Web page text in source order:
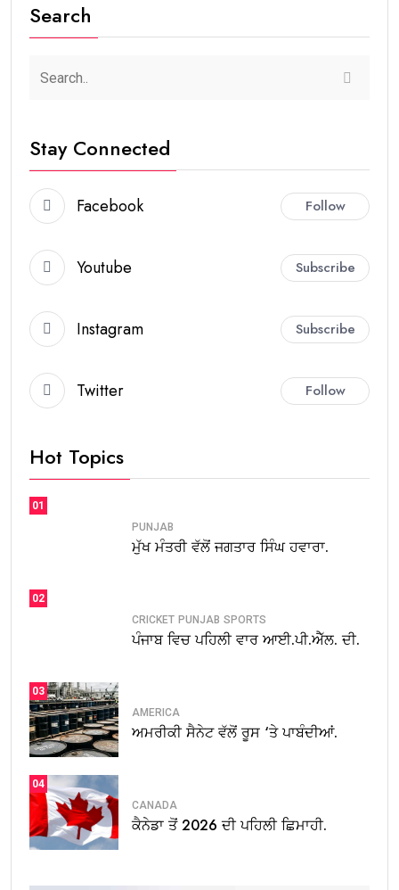
Search
Stay Connected
Facebook Follow
Youtube Subscribe
Instagram Subscribe
Twitter Follow
Hot Topics
01
PUNJAB
ਮੁੱਖ ਮੰਤਰੀ ਵੱਲੋਂ ਜਗਤਾਰ ਸਿੰਘ ਹਵਾਰਾ.
02
CRICKET PUNJAB SPORTS
ਪੰਜਾਬ ਵਿਚ ਪਹਿਲੀ ਵਾਰ ਆਈ.ਪੀ.ਐੱਲ. ਦੀ.
03
AMERICA
ਅਮਰੀਕੀ ਸੈਨੇਟ ਵੱਲੋਂ ਰੂਸ ‘ਤੇ ਪਾਬੰਦੀਆਂ.
04
CANADA
ਕੈਨੇਡਾ ਤੋਂ 2026 ਦੀ ਪਹਿਲੀ ਛਿਮਾਹੀ.